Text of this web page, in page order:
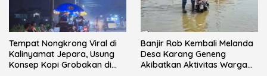
Tempat Nongkrong Viral di
Kalinyamat Jepara, Usung
Konsep Kopi Grobakan di
Banjir Rob Kembali Melanda
Desa Karang Geneng
Akibatkan Aktivitas Warga